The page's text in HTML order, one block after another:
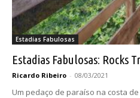
Estadias Fabulosas
Estadias Fabulosas: Rocks
Ricardo Ribeiro - 08/03/2021
Um pedaço de paraíso na costa